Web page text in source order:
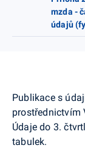
mzda -
údajů
Publikace s
prostřednictvím
Údaje do 3.
tabulek.